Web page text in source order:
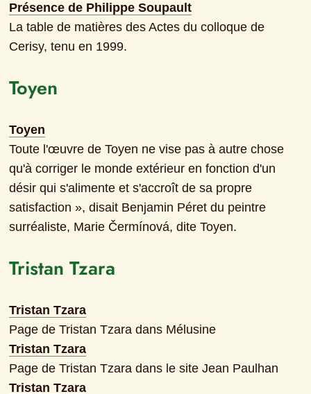
Présence de Philippe Soupault
La table de matières des Actes du colloque de
Cerisy, tenu en 1999.
Toyen
Toyen
Toute l'œuvre de Toyen ne vise pas à autre chose
qu'à corriger le monde extérieur en fonction d'un
désir qui s'alimente et s'accroît de sa propre
satisfaction », disait Benjamin Péret du peintre
surréaliste, Marie Čermínová, dite Toyen.
Tristan Tzara
Tristan Tzara
Page de Tristan Tzara dans Mélusine
Tristan Tzara
Page de Tristan Tzara dans le site Jean Paulhan
Tristan Tzara